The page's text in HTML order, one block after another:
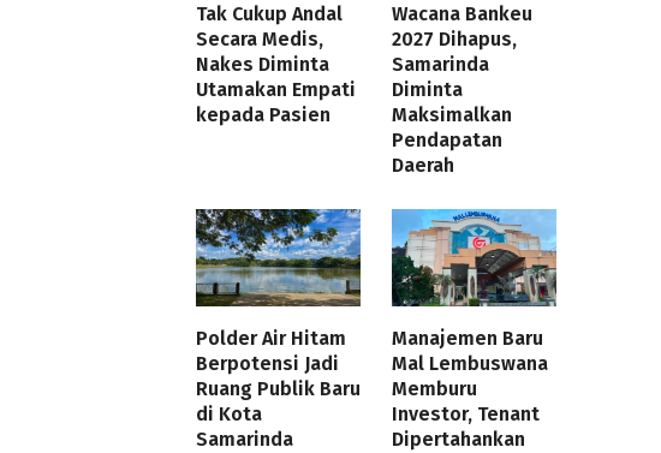
Tak Cukup Andal
Secara Medis,
Nakes Diminta
Utamakan Empati
kepada Pasien
Wacana Bankeu
2027 Dihapus,
Samarinda
Diminta
Maksimalkan
Pendapatan
Daerah
Polder Air Hitam
Berpotensi Jadi
Ruang Publik Baru
di Kota
Samarinda
Manajemen Baru
Mal Lembuswana
Memburu
Investor, Tenant
Dipertahankan